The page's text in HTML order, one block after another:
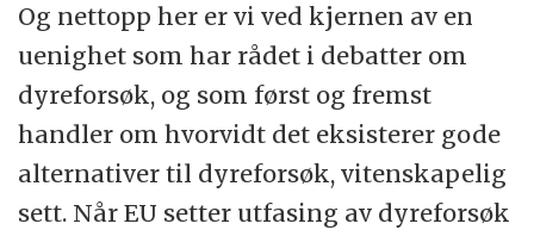
Og nettopp her er vi ved kjernen av en
uenighet som har rådet i debatter om
dyreforsøk, og som først og fremst
handler om hvorvidt det eksisterer gode
alternativer til dyreforsøk, vitenskapelig
sett. Når EU setter utfasing av dyreforsøk